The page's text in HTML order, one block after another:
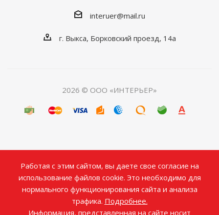
interuer@mail.ru
г. Выкса, Борковский проезд, 14а
2026 © ООО «ИНТЕРЬЕР»
Работая с этим сайтом, вы даете свое согласие на
использование файлов cookie. Это необходимо для
нормального функционирования сайта и анализа
трафика. Подробнее.
Информация, представленная на сайте носит